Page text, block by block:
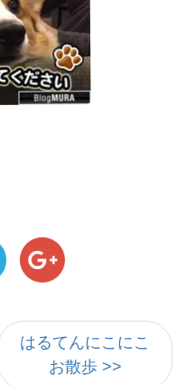
はるてんにこにこ
お散歩 >>